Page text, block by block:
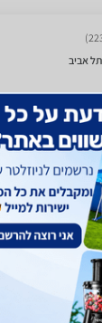
אביב
(ת"צ 23008-08-20)
(ת"צ 60371-12-19)